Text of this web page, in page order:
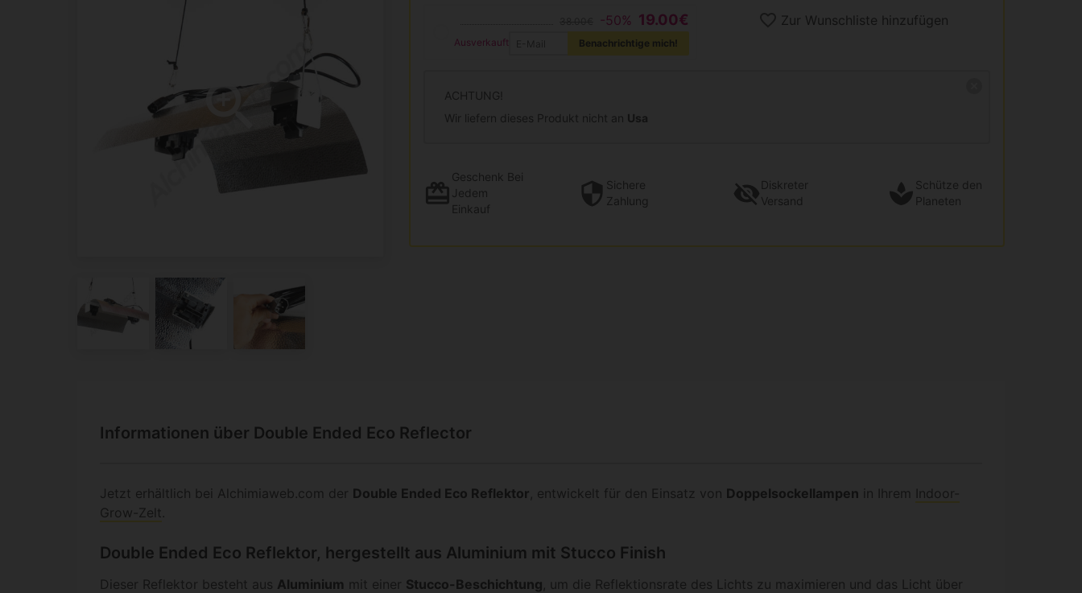
-50% 19.00€
Ausverkauft Benachrichtige mich!
Zur Wunschliste hinzufügen
ACHTUNG!
Wir liefern dieses Produkt nicht an Usa
Geschenk Bei
Jedem
Einkauf
Sichere
Zahlung
Diskreter
Versand
Schütze den
Planeten
Informationen über Double Ended Eco Reflector
Jetzt erhältlich bei Alchimiaweb.com der Double Ended Eco Reflektor , entwickelt für den Einsatz von Doppelsockellampen in Ihrem
Indoor-
Grow-Zelt
Double Ended Eco Reflektor, hergestellt aus Aluminium mit Stucco Finish
Dieser Reflektor besteht aus Aluminium mit einer Stucco-Beschichtung , um die Reflektionsrate des Lichts zu maximieren und das Licht über